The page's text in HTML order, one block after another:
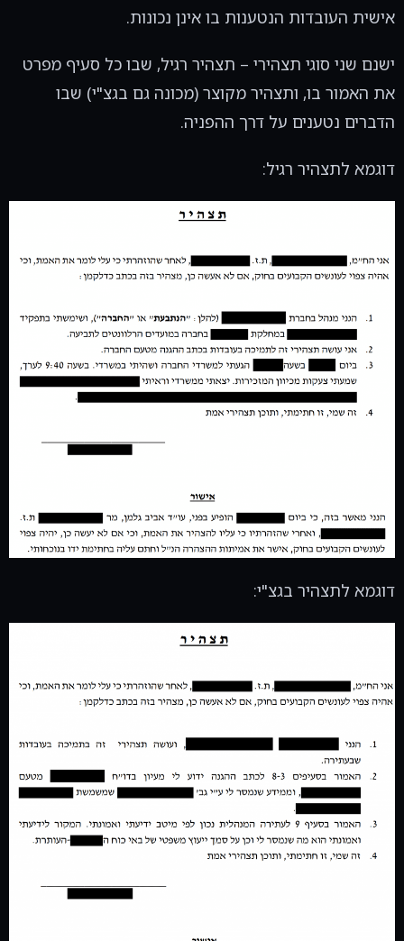
אישית העובדות הנטענות בו אינן נכונות.
ישנם שני סוגי תצהירי – תצהיר רגיל, שבו כל סעיף מפרט
את האמור בו, ותצהיר מקוצר (מכונה גם בגצ"י) שבו
הדברים נטענים על דרך ההפניה.
דוגמא לתצהיר רגיל:
דוגמא לתצהיר בגצ"י: